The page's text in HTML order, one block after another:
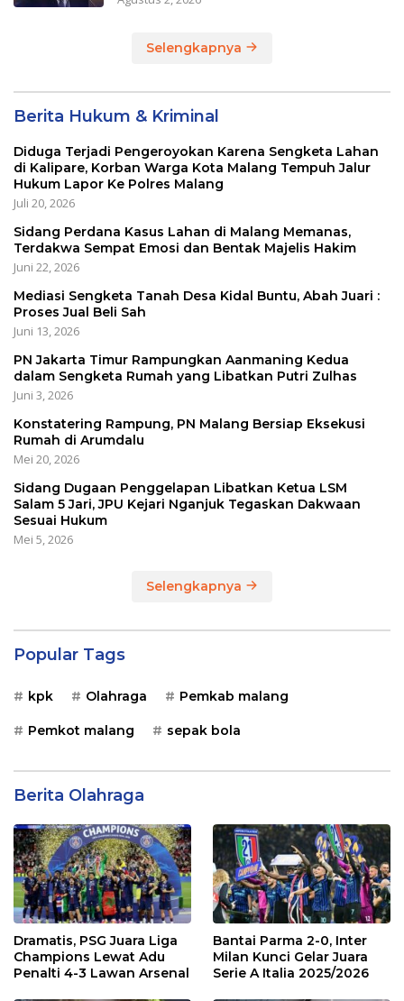
Selengkapnya
Berita Hukum & Kriminal
Diduga Terjadi Pengeroyokan Karena Sengketa Lahan
di Kalipare, Korban Warga Kota Malang Tempuh Jalur
Hukum Lapor Ke Polres Malang
Juli 20, 2026
Sidang Perdana Kasus Lahan di Malang Memanas,
Terdakwa Sempat Emosi dan Bentak Majelis Hakim
Juni 22, 2026
Mediasi Sengketa Tanah Desa Kidal Buntu, Abah Juari :
Proses Jual Beli Sah
Juni 13, 2026
PN Jakarta Timur Rampungkan Aanmaning Kedua
dalam Sengketa Rumah yang Libatkan Putri Zulhas
Juni 3, 2026
Konstatering Rampung, PN Malang Bersiap Eksekusi
Rumah di Arumdalu
Mei 20, 2026
Sidang Dugaan Penggelapan Libatkan Ketua LSM
Salam 5 Jari, JPU Kejari Nganjuk Tegaskan Dakwaan
Sesuai Hukum
Mei 5, 2026
Selengkapnya
Popular Tags
kpk Olahraga Pemkab malang
Pemkot malang sepak bola
Berita Olahraga
Dramatis, PSG Juara Liga
Champions Lewat Adu
Penalti 4-3 Lawan Arsenal
Bantai Parma 2-0, Inter
Milan Kunci Gelar Juara
Serie A Italia 2025/2026